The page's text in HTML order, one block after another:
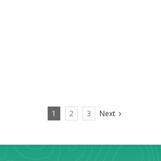
1 2 3 Next